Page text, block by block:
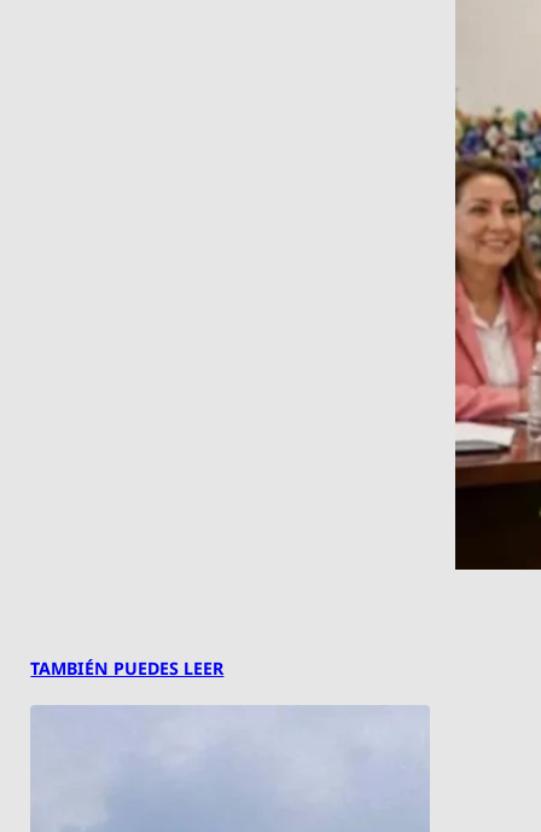
TAMBIÉN PUEDES LEER